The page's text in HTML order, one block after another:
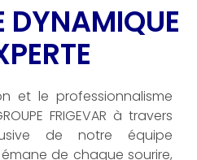
DYNAMIQUE
et le professionnalisme
FRIGEVAR à travers
de notre équipe
de chaque sourire,